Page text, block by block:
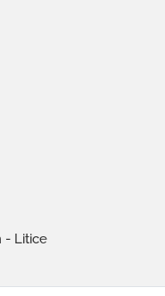
- Litice